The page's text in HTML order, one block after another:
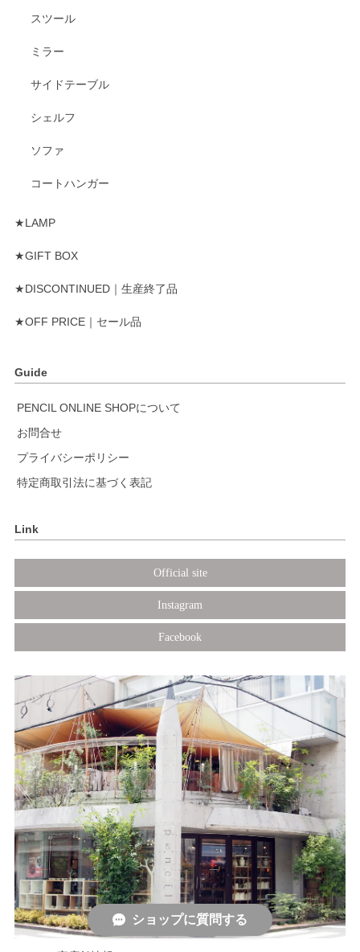
スツール
ミラー
サイドテーブル
シェルフ
ソファ
コートハンガー
★LAMP
★GIFT BOX
★DISCONTINUED｜生産終了品
★OFF PRICE｜セール品
Guide
PENCIL ONLINE SHOPについて
お問合せ
プライバシーポリシー
特定商取引法に基づく表記
Link
Official site
Instagram
Facebook
ショップに質問する